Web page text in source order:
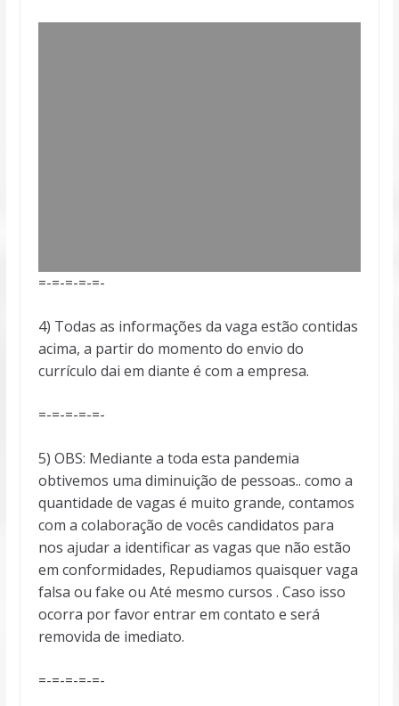
=-=-=-=-=-
4) Todas as informações da vaga estão contidas
acima, a partir do momento do envio do
currículo dai em diante é com a empresa.
=-=-=-=-=-
5) OBS: Mediante a toda esta pandemia
obtivemos uma diminuição de pessoas.. como a
quantidade de vagas é muito grande, contamos
com a colaboração de vocês candidatos para
nos ajudar a identificar as vagas que não estão
em conformidades, Repudiamos quaisquer vaga
falsa ou fake ou Até mesmo cursos . Caso isso
ocorra por favor entrar em contato e será
removida de imediato.
=-=-=-=-=-